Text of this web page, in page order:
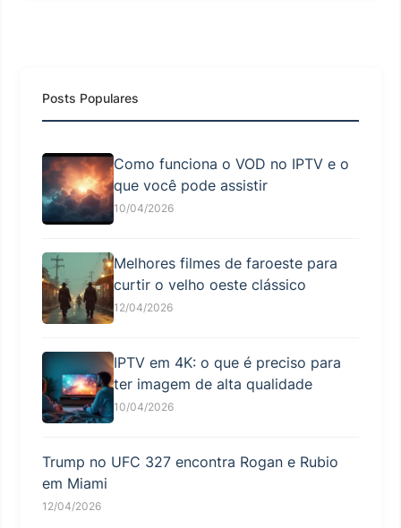
Posts Populares
Como funciona o VOD no IPTV e o
que você pode assistir
10/04/2026
Melhores filmes de faroeste para
curtir o velho oeste clássico
12/04/2026
IPTV em 4K: o que é preciso para
ter imagem de alta qualidade
10/04/2026
Trump no UFC 327 encontra Rogan e Rubio
em Miami
12/04/2026